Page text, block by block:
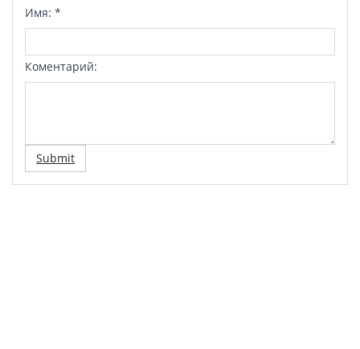
Имя: *
Коментарий:
Submit